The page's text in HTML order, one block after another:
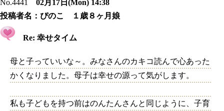
No.4441
02月17日(Mon) 14:38
投稿者名： ぴのこ １歳８ヶ月娘
Re: 幸せタイム
母と子っていいな～。みなさんのカキコ読んで心あった
かくなりました。母子は幸せの源って気がします。
私も子どもを持つ前はのんたんさんと同じように、子育